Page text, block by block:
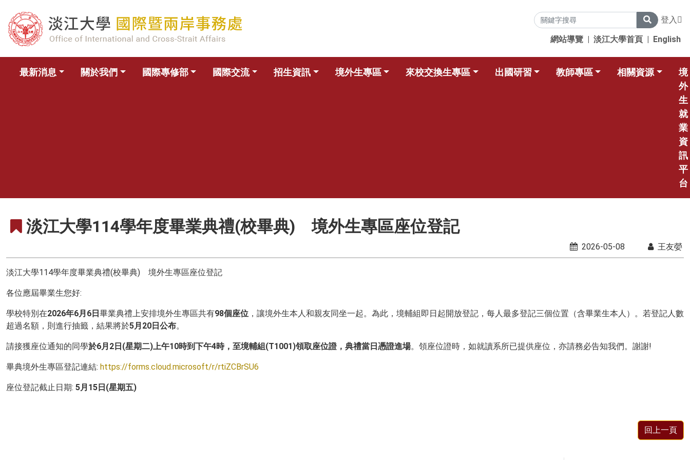
登入
網站導覽 | 淡江大學首頁 | English
最新消息 關於我們 國際專修部 國際交流 招生資訊 境外生專區 來校交換生專區 出國研習 教師專區 相關資源
境
外
生
就
業
資
訊
平
台
淡江大學114學年度畢業典禮(校畢典) 境外生專區座位登記
2026-05-08 王友嫈
淡江大學114學年度畢業典禮(校畢典) 境外生專區座位登記
各位應屆畢業生您好:
學校特別在2026年6月6日畢業典禮上安排境外生專區共有98個座位 ，讓境外生本人和親友同坐一起。為此，境輔組即日起開放登記，每人最多登記三個位置（含畢業生本人）。若登記人數
超過名額，則進行抽籤，結果將於5月20日公布。
請接獲座位通知的同學於6月2日(星期二)上午10時到下午4時，至境輔組(T1001)領取座位證，典禮當日憑證進場。領座位證時，如就讀系所已提供座位，亦請務必告知我們。謝謝!
畢典境外生專區登記連結: https://forms.cloud.microsoft/r/rtiZCBrSU6
座位登記截止日期: 5月15日(星期五)
回上一頁